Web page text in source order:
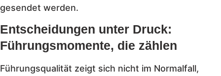
gesendet werden.
Entscheidungen unter Druck:
Führungsmomente, die zählen
Führungsqualität zeigt sich nicht im Normalfall,